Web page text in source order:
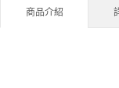
商品介紹